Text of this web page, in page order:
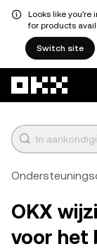
Looks like you're
for products
Switch site
OKX
voor het